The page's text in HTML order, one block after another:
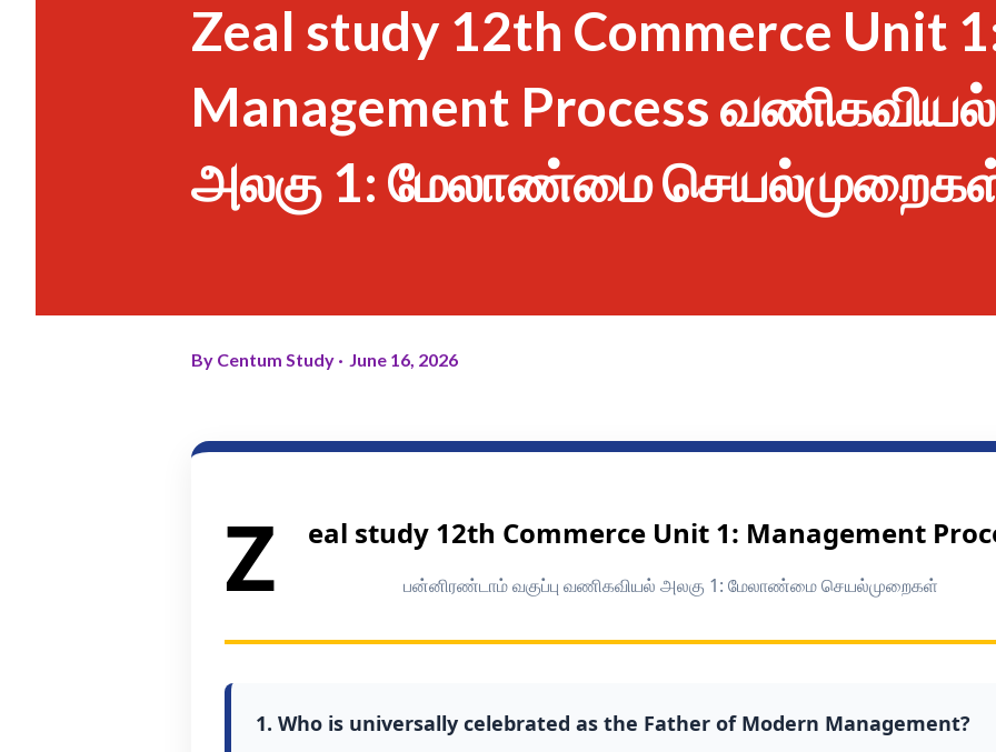
Zeal study 12th Commerce Unit
Management Process வணிகவியல்
அலகு 1: மேலாண்மை
By Centum Study June 16, 2026
Z eal study 12th Commerce Unit 1: Management
பன்னிரண்டாம் வகுப்பு வணிகவியல் அலகு 1: மேலாண்மை செயல்முறைகள்
1. Who is universally celebrated as the Father of Modern Management?